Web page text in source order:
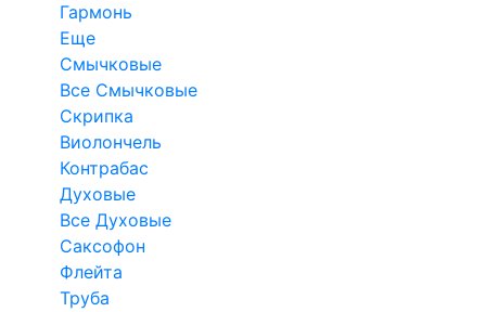
Гармонь
Еще
Смычковые
Все Смычковые
Скрипка
Виолончель
Контрабас
Духовые
Все Духовые
Саксофон
Флейта
Труба